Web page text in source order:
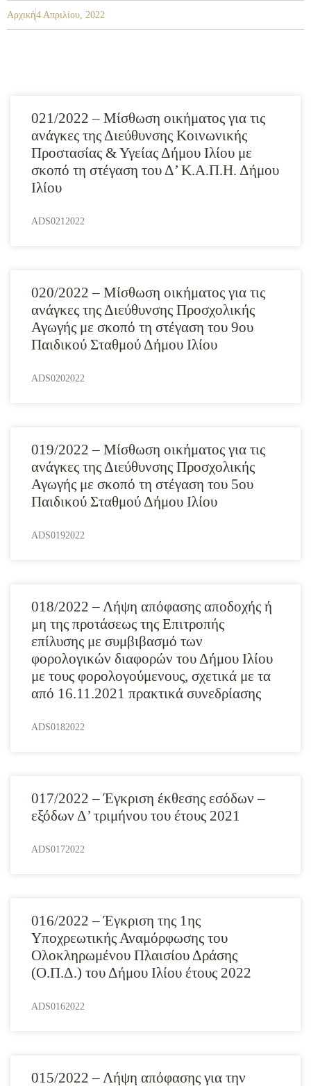
Αρχική4 Απριλίου, 2022
021/2022 – Μίσθωση οικήματος για τις
ανάγκες της Διεύθυνσης Κοινωνικής
Προστασίας & Υγείας Δήμου Ιλίου με
σκοπό τη στέγαση του Δ’ Κ.Α.Π.Η. Δήμου
Ιλίου
ADS0212022
020/2022 – Μίσθωση οικήματος για τις
ανάγκες της Διεύθυνσης Προσχολικής
Αγωγής με σκοπό τη στέγαση του 9ου
Παιδικού Σταθμού Δήμου Ιλίου
ADS0202022
019/2022 – Μίσθωση οικήματος για τις
ανάγκες της Διεύθυνσης Προσχολικής
Αγωγής με σκοπό τη στέγαση του 5ου
Παιδικού Σταθμού Δήμου Ιλίου
ADS0192022
018/2022 – Λήψη απόφασης αποδοχής ή
μη της προτάσεως της Επιτροπής
επίλυσης με συμβιβασμό των
φορολογικών διαφορών του Δήμου Ιλίου
με τους φορολογούμενους, σχετικά με τα
από 16.11.2021 πρακτικά συνεδρίασης
ADS0182022
017/2022 – Έγκριση έκθεσης εσόδων –
εξόδων Δ’ τριμήνου του έτους 2021
ADS0172022
016/2022 – Έγκριση της 1ης
Υποχρεωτικής Αναμόρφωσης του
Ολοκληρωμένου Πλαισίου Δράσης
(Ο.Π.Δ.) του Δήμου Ιλίου έτους 2022
ADS0162022
015/2022 – Λήψη απόφασης για την